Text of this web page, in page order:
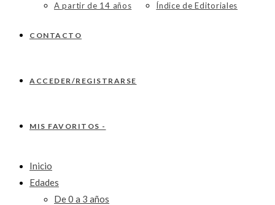
A partir de 14 años
Índice de Editoriales
CONTACTO
ACCEDER/REGISTRARSE
MIS FAVORITOS -
Inicio
Edades
De 0 a 3 años